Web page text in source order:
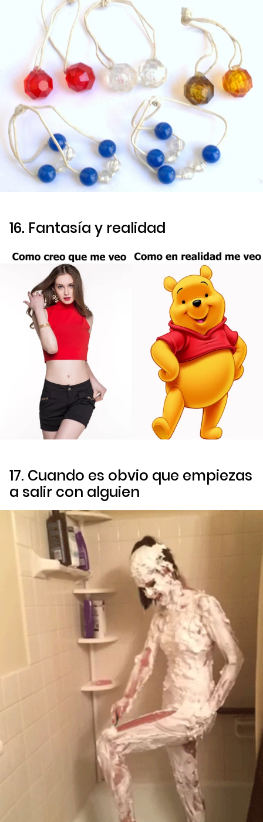
16. Fantasía y realidad
17. Cuando es obvio que empiezas
a salir con alguien